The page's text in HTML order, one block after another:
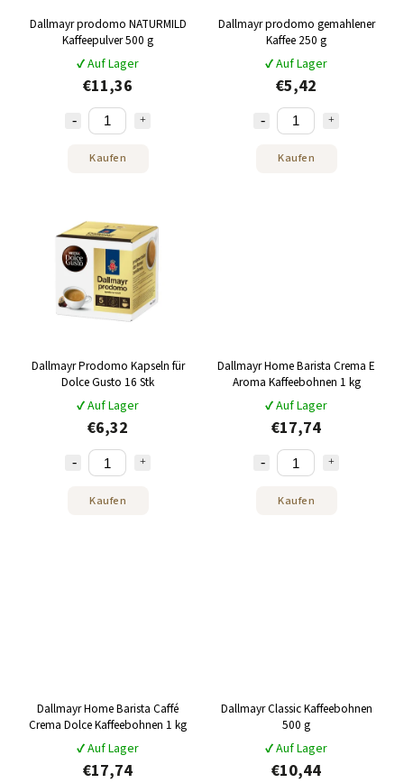
Dallmayr prodomo NATURMILD
Kaffeepulver 500 g
✔ Auf Lager
€11,36
Kaufen
Dallmayr prodomo gemahlener
Kaffee 250 g
✔ Auf Lager
€5,42
Kaufen
Dallmayr Prodomo Kapseln für
Dolce Gusto 16 Stk
✔ Auf Lager
€6,32
Kaufen
Dallmayr Home Barista Crema E
Aroma Kaffeebohnen 1 kg
✔ Auf Lager
€17,74
Kaufen
Dallmayr Home Barista Caffé
Crema Dolce Kaffeebohnen 1 kg
✔ Auf Lager
€17,74
Dallmayr Classic Kaffeebohnen
500 g
✔ Auf Lager
€10,44